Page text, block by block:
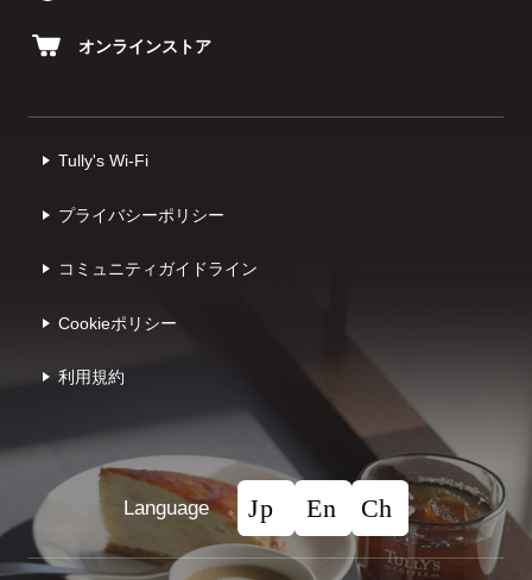
オンラインストア
Tully's Wi-Fi
プライバシーポリシー
コミュニティガイドライン
Cookieポリシー
利⽤規約
Language